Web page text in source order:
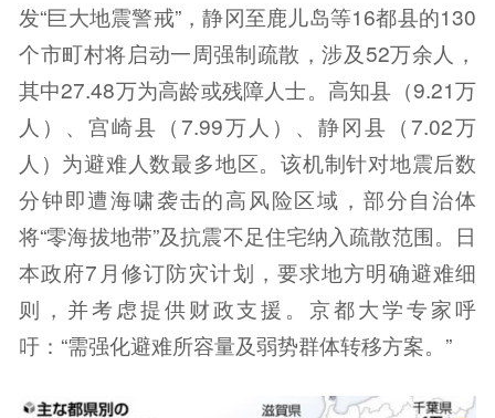
发“巨大地震警戒”，静冈至鹿儿岛等16都县的130
个市町村将启动一周强制疏散，涉及52万余人，
其中27.48万为高龄或残障人士。高知县（9.21万
人）、宫崎县（7.99万人）、静冈县（7.02万
人）为避难人数最多地区。该机制针对地震后数
分钟即遭海啸袭击的高风险区域，部分自治体
将“零海拔地带”及抗震不足住宅纳入疏散范围。日
本政府7月修订防灾计划，要求地方明确避难细
则，并考虑提供财政支援。京都大学专家呼
吁：“需强化避难所容量及弱势群体转移方案。”